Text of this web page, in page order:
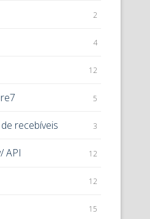
2
4
12
5
recebíveis 3
API 12
12
15